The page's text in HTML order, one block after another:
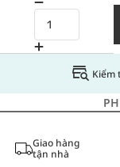
Kiểm
Giao hàng
tận nhà